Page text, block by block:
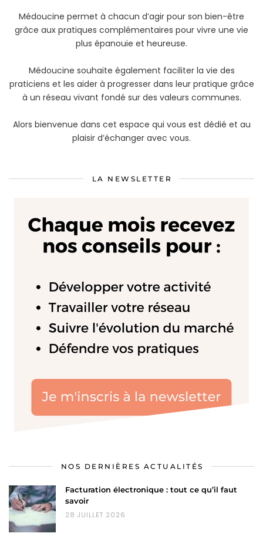
Médoucine permet à chacun d’agir pour son bien-être
grâce aux pratiques complémentaires pour vivre une vie
plus épanouie et heureuse.
Médoucine souhaite également faciliter la vie des
praticiens et les aider à progresser dans leur pratique grâce
à un réseau vivant fondé sur des valeurs communes.
Alors bienvenue dans cet espace qui vous est dédié et au
plaisir d’échanger avec vous.
LA NEWSLETTER
NOS DERNIÈRES ACTUALITÉS
Facturation électronique : tout ce qu’il faut
savoir
28 JUILLET 2026